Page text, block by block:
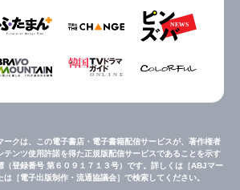
ークは、この電子書店・電子書籍配信サービスが、著作権者
テンツ使用許諾を得た正規版配信サービスであることを示す
（登録番号 第６０９１７１３号）です。詳しくは［ABJマー
は［電子出版制作・流通協議会］で検索してください。